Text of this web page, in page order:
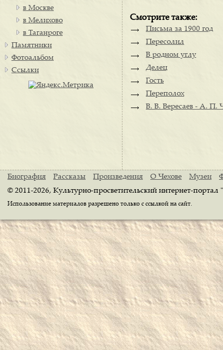
Смотрите также:
Письма за 1900 год
Пересолил
В родном углу
Делец
Гость
Переполох
В. В. Вересаев - А. П.
в Москве
в Мелихово
в Таганроге
Памятники
Фотоальбом
Ссылки
Биография Рассказы Произведения О Чехове Музеи
© 2011-2026, Культурно-просветительский интернет-
Использование материалов разрешено только с ссылкой на сайт.